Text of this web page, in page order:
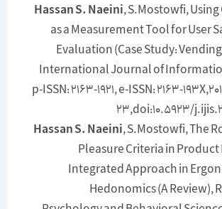
, S.Mostowfi,
as a Measurement Tool for
Evaluation (Case Study:
International Journal of
p-ISSN: 2163-1921, e-ISSN: 2163-
23,doi:10.5923/
, S.Mostowfi,
Pleasure Criteria in
Integrated Approach in
Hedonomics (A